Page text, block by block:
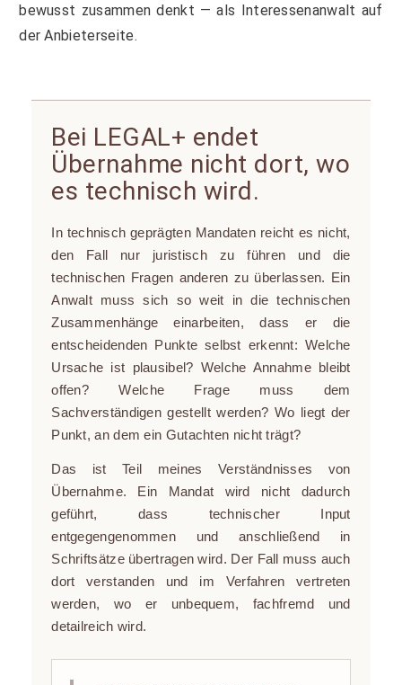
bewusst zusammen denkt — als Interessenanwalt auf
der Anbieterseite.
Bei LEGAL+ endet
Übernahme nicht dort, wo
es technisch wird.
In technisch geprägten Mandaten reicht es nicht,
den Fall nur juristisch zu führen und die
technischen Fragen anderen zu überlassen. Ein
Anwalt muss sich so weit in die technischen
Zusammenhänge einarbeiten, dass er die
entscheidenden Punkte selbst erkennt: Welche
Ursache ist plausibel? Welche Annahme bleibt
offen? Welche Frage muss dem
Sachverständigen gestellt werden? Wo liegt der
Punkt, an dem ein Gutachten nicht trägt?
Das ist Teil meines Verständnisses von
Übernahme. Ein Mandat wird nicht dadurch
geführt, dass technischer Input
entgegengenommen und anschließend in
Schriftsätze übertragen wird. Der Fall muss auch
dort verstanden und im Verfahren vertreten
werden, wo er unbequem, fachfremd und
detailreich wird.